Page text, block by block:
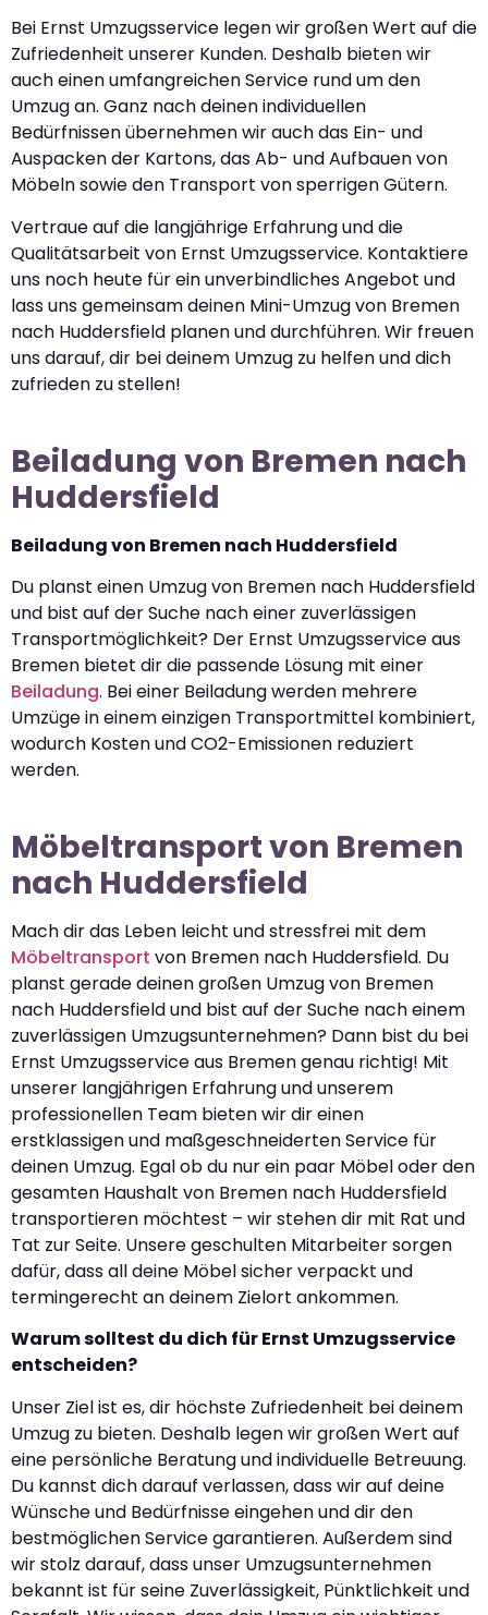
Bei Ernst Umzugsservice legen wir großen Wert auf die
Zufriedenheit unserer Kunden. Deshalb bieten wir
auch einen umfangreichen Service rund um den
Umzug an. Ganz nach deinen individuellen
Bedürfnissen übernehmen wir auch das Ein- und
Auspacken der Kartons, das Ab- und Aufbauen von
Möbeln sowie den Transport von sperrigen Gütern.
Vertraue auf die langjährige Erfahrung und die
Qualitätsarbeit von Ernst Umzugsservice. Kontaktiere
uns noch heute für ein unverbindliches Angebot und
lass uns gemeinsam deinen Mini-Umzug von Bremen
nach Huddersfield planen und durchführen. Wir freuen
uns darauf, dir bei deinem Umzug zu helfen und dich
zufrieden zu stellen!
Beiladung von Bremen nach
Huddersfield
Beiladung von Bremen nach Huddersfield
Du planst einen Umzug von Bremen nach Huddersfield
und bist auf der Suche nach einer zuverlässigen
Transportmöglichkeit? Der Ernst Umzugsservice aus
Bremen bietet dir die passende Lösung mit einer
Beiladung. Bei einer Beiladung werden mehrere
Umzüge in einem einzigen Transportmittel kombiniert,
wodurch Kosten und CO2-Emissionen reduziert
werden.
Möbeltransport von Bremen
nach Huddersfield
Mach dir das Leben leicht und stressfrei mit dem
Möbeltransport von Bremen nach Huddersfield. Du
planst gerade deinen großen Umzug von Bremen
nach Huddersfield und bist auf der Suche nach einem
zuverlässigen Umzugsunternehmen? Dann bist du bei
Ernst Umzugsservice aus Bremen genau richtig! Mit
unserer langjährigen Erfahrung und unserem
professionellen Team bieten wir dir einen
erstklassigen und maßgeschneiderten Service für
deinen Umzug. Egal ob du nur ein paar Möbel oder den
gesamten Haushalt von Bremen nach Huddersfield
transportieren möchtest – wir stehen dir mit Rat und
Tat zur Seite. Unsere geschulten Mitarbeiter sorgen
dafür, dass all deine Möbel sicher verpackt und
termingerecht an deinem Zielort ankommen.
Warum solltest du dich für Ernst Umzugsservice
entscheiden?
Unser Ziel ist es, dir höchste Zufriedenheit bei deinem
Umzug zu bieten. Deshalb legen wir großen Wert auf
eine persönliche Beratung und individuelle Betreuung.
Du kannst dich darauf verlassen, dass wir auf deine
Wünsche und Bedürfnisse eingehen und dir den
bestmöglichen Service garantieren. Außerdem sind
wir stolz darauf, dass unser Umzugsunternehmen
bekannt ist für seine Zuverlässigkeit, Pünktlichkeit und